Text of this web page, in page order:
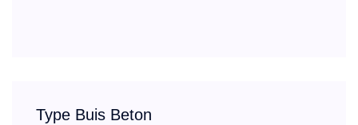
Type Buis Beton